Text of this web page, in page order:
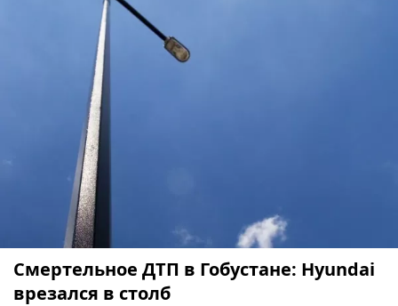
Смертельное ДТП в Гобустане: Hyundai
врезался в столб